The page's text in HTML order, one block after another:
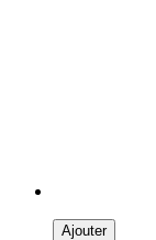
Ajouter